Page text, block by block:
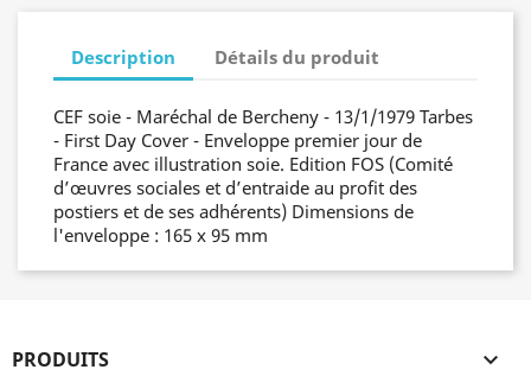
Description Détails du produit
CEF soie - Maréchal de Bercheny - 13/1/1979 Tarbes
- First Day Cover - Enveloppe premier jour de
France avec illustration soie. Edition FOS (Comité
d’œuvres sociales et d’entraide au profit des
postiers et de ses adhérents) Dimensions de
l'enveloppe : 165 x 95 mm
PRODUITS 